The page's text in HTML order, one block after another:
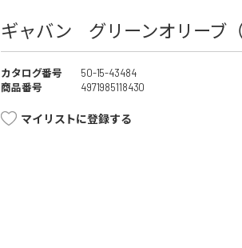
ギャバン グリーンオリーブ
カタログ番号
50-15-43484
商品番号
4971985118430
マイリストに登録する